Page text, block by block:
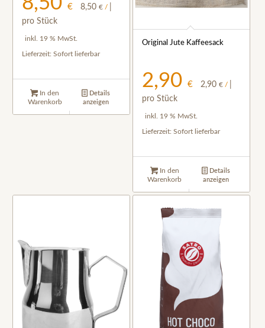
€ 8,50€ /
pro Stück
inkl. 19 % MwSt.
Lieferzeit:Sofort lieferbar
In den
Warenkorb
Details
anzeigen
Original Jute Kaffeesack
2,90 € 2,90 €/
pro Stück
inkl. 19 % MwSt.
Lieferzeit: Sofort lieferbar
In den
Warenkorb
Details
anzeigen